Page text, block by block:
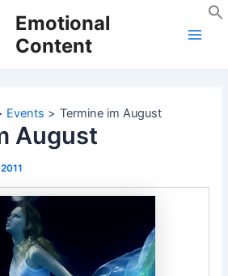
Emotional
Content
Events Termine im August
August